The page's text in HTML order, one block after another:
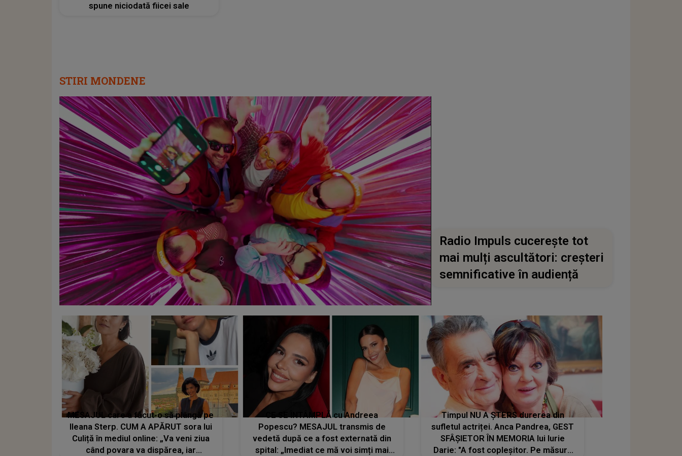
spune niciodată fiicei sale
STIRI MONDENE
Radio Impuls cucerește tot
mai mulți ascultători: creșteri
semnificative în audiență
MESAJUL care a făcut-o să plângă pe
Ileana Sterp. CUM A APĂRUT sora lui
Culiță în mediul online: „Va veni ziua
când povara va dispărea, iar
CE SE ÎNTÂMPLĂ cu Andreea
Popescu? MESAJUL transmis de
vedetă după ce a fost externată din
spital: „Imediat ce mă voi simți mai
Timpul NU A ȘTERS durerea din
sufletul actriței. Anca Pandrea, GEST
SFÂȘIETOR ÎN MEMORIA lui Iurie
Darie: "A fost copleșitor. Pe măsură